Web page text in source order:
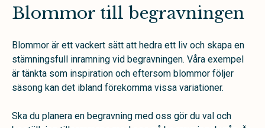
Blommor till begravningen
Blommor är ett vackert sätt att hedra ett liv och skapa en
stämningsfull inramning vid begravningen. Våra exempel
är tänkta som inspiration och eftersom blommor följer
säsong kan det ibland förekomma vissa variationer.
Ska du planera en begravning med oss gör du val och